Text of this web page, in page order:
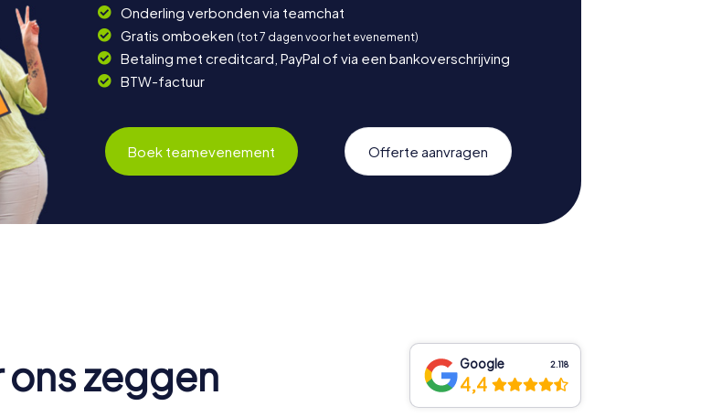
Onderling verbonden via teamchat
Gratis omboeken (tot 7 dagen voor het evenement)
Betaling met creditcard, PayPal of via een bankoverschrijving
BTW-factuur
Boek teamevenement Offerte aanvragen
ons zeggen Google 2.118
4,4